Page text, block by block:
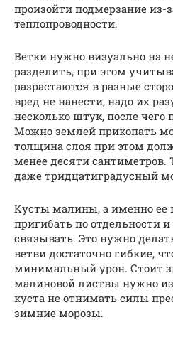
произойти подмерзание из-
теплопроводности.
Ветки нужно визуально на
разделить, при этом
разрастаются в разные
вред не нанести, надо их
несколько штук, после чего
Можно землей прикопать
толщина слоя при этом
менее десяти сантиметров.
даже тридцатиградусный
Кусты малины, а именно ее
пригибать по отдельности
связывать. Это нужно
ветви достаточно гибкие,
минимальный урон. Стоит
малиновой листвы нужно
куста не отнимать силы
зимние морозы.